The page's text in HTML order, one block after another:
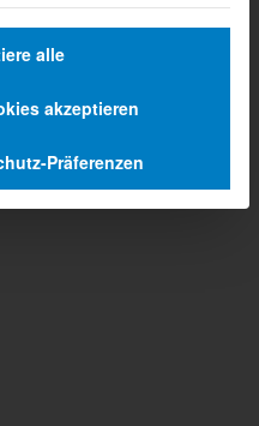
alle
akzeptieren
Präferenzen